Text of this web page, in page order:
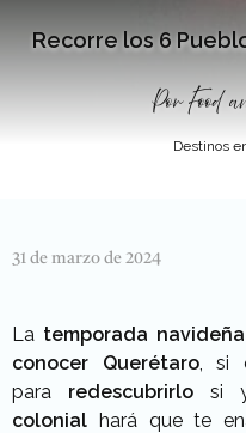
Recorre los 6
Por Food
Destinos
31 de marzo de 2024
La temporada navideña
conocer
Querétaro, si
para redescubrirlo si
colonial hará que te